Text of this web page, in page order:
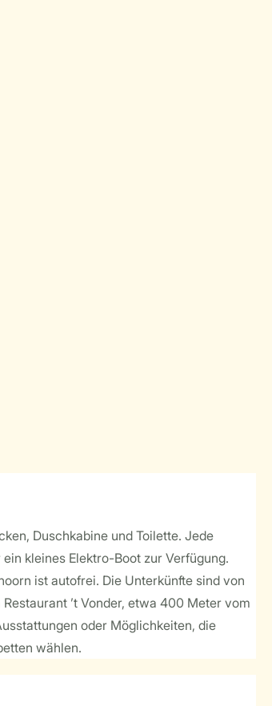
Duschkabine und Toilette. Jede
kleines Elektro-Boot zur Verfügung.
ist autofrei. Die Unterkünfte sind von
’t Vonder, etwa 400 Meter vom
oder Möglichkeiten, die
wählen.